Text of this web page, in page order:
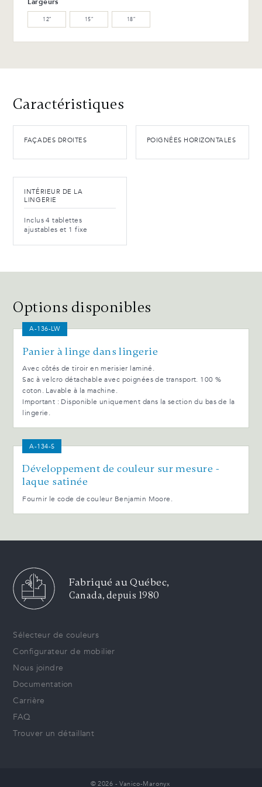
12″ 15″ 18″
Caractéristiques
FAÇADES DROITES POIGNÉES HORIZONTALES
INTÉRIEUR DE LA
LINGERIE
Inclus 4 tablettes
ajustables et 1 fixe
Options disponibles
A-136-LW
Panier à linge dans lingerie
Avec côtés de tiroir en merisier laminé.
Sac à velcro détachable avec poignées de transport. 100 %
coton. Lavable à la machine.
Important : Disponible uniquement dans la section du bas de la
lingerie.
A-134-S
Développement de couleur sur mesure -
laque satinée
Fournir le code de couleur Benjamin Moore.
Fabriqué au Québec,
Canada, depuis 1980
Sélecteur de couleurs
Configurateur de mobilier
Nous joindre
Documentation
Carrière
FAQ
Trouver un détaillant
© 2026 - Vanico-Maronyx